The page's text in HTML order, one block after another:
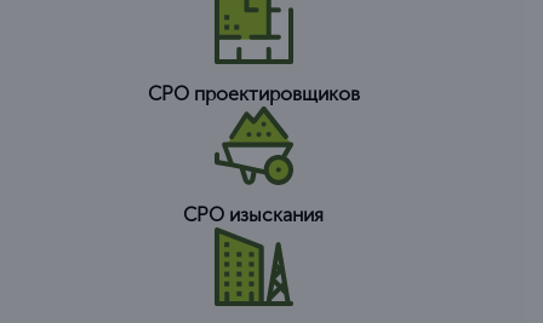
СРО проектировщиков
СРО изыскания